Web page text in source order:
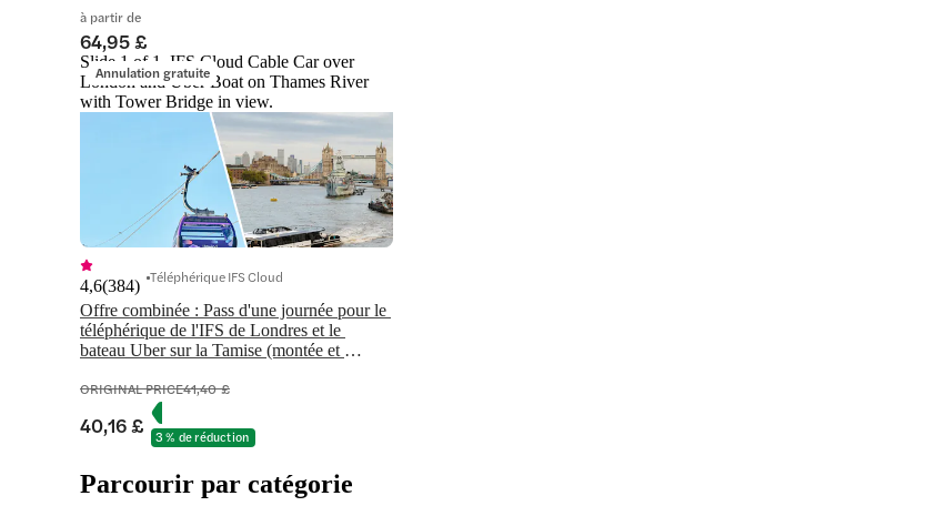
à partir de
64,95 £
Annulation gratuite
Slide 1 of 1, IFS Cloud Cable Car over
London and Uber Boat on Thames River
with Tower Bridge in view.
Offre combinée : Pass d'une journée pour le
téléphérique de l'IFS de Londres et le
bateau Uber sur la Tamise (montée et
4,6(384) Téléphérique IFS Cloud
ORIGINAL PRICE41,40 £
40,16 £ 3 % de réduction
Parcourir par catégorie